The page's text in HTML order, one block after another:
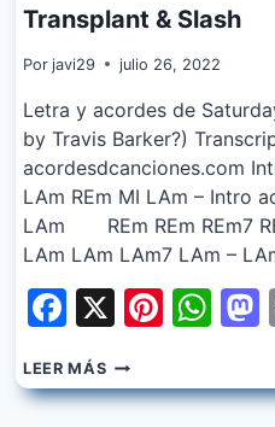
Transplant & Slash
Por javi29 julio 26, 2022
Letra y acordes de
by Travis Barker?)
acordesdcanciones.com
LAm REm MI LAm – Intro
LAm REm REm REm7
LAm LAm LAm7 LAm –
Facebook
X
LEER MÁSTRAVIS
BARKER
–